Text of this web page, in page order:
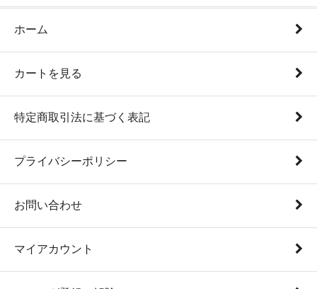
ホーム
カートを見る
特定商取引法に基づく表記
プライバシーポリシー
お問い合わせ
マイアカウント